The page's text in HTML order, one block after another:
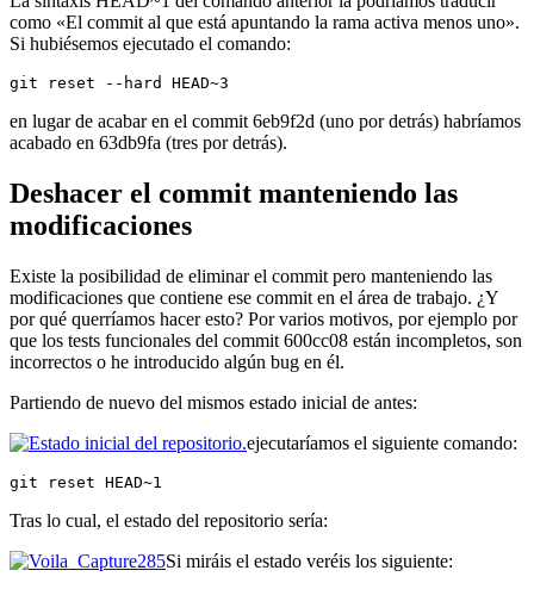
como «El commit al que está apuntando la rama activa menos uno».
Si hubiésemos ejecutado el comando:
git reset --hard HEAD~3
en lugar de acabar en el commit 6eb9f2d (uno por detrás) habríamos
acabado en 63db9fa (tres por detrás).
Deshacer el commit manteniendo las
modificaciones
Existe la posibilidad de eliminar el commit pero manteniendo las
modificaciones que contiene ese commit en el área de trabajo. ¿Y
por qué querríamos hacer esto? Por varios motivos, por ejemplo por
que los tests funcionales del commit 600cc08 están incompletos, son
incorrectos o he introducido algún bug en él.
Partiendo de nuevo del mismos estado inicial de antes:
ejecutaríamos el siguiente comando:
git reset HEAD~1
Tras lo cual, el estado del repositorio sería:
Si miráis el estado veréis los siguiente: